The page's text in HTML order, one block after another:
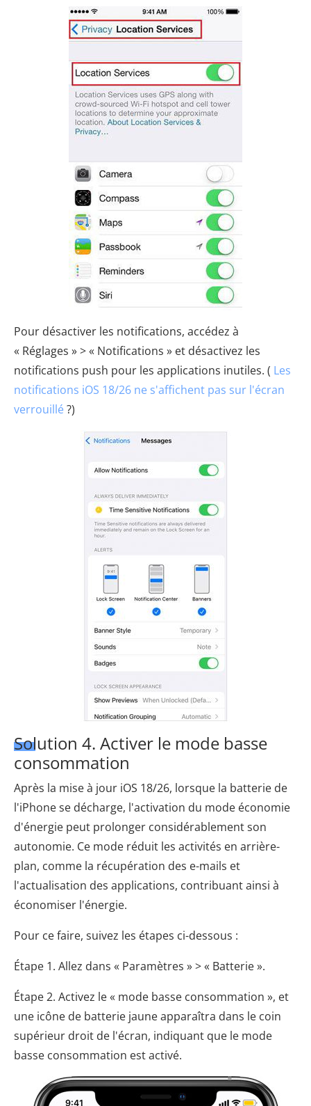
Pour désactiver les notifications, accédez à
« Réglages » > « Notifications » et désactivez les
notifications push pour les applications inutiles. ( Les
notifications iOS 18/26 ne s'affichent pas sur l'écran
verrouillé ?)
Solution 4. Activer le mode basse
consommation
Après la mise à jour iOS 18/26, lorsque la batterie de
l'iPhone se décharge, l'activation du mode économie
d'énergie peut prolonger considérablement son
autonomie. Ce mode réduit les activités en arrière-
plan, comme la récupération des e-mails et
l'actualisation des applications, contribuant ainsi à
économiser l'énergie.
Pour ce faire, suivez les étapes ci-dessous :
Étape 1. Allez dans « Paramètres » > « Batterie ».
Étape 2. Activez le « mode basse consommation », et
une icône de batterie jaune apparaîtra dans le coin
supérieur droit de l'écran, indiquant que le mode
basse consommation est activé.